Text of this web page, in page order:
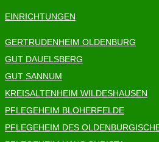
EINRICHTUNGEN
GERTRUDENHEIM OLDENBURG
GUT DAUELSBERG
GUT SANNUM
KREISALTENHEIM WILDESHAUSEN
PFLEGEHEIM BLOHERFELDE
PFLEGEHEIM DES